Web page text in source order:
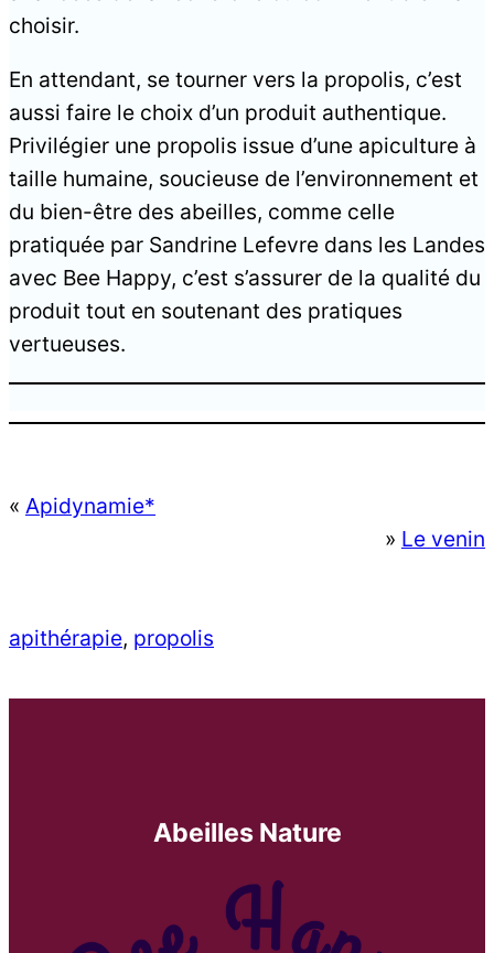
choisir.
En attendant, se tourner vers la propolis, c’est
aussi faire le choix d’un produit authentique.
Privilégier une propolis issue d’une apiculture à
taille humaine, soucieuse de l’environnement et
du bien-être des abeilles, comme celle
pratiquée par Sandrine Lefevre dans les Landes
avec Bee Happy, c’est s’assurer de la qualité du
produit tout en soutenant des pratiques
vertueuses.
« Apidynamie*
» Le venin
apithérapie, propolis
Abeilles Nature